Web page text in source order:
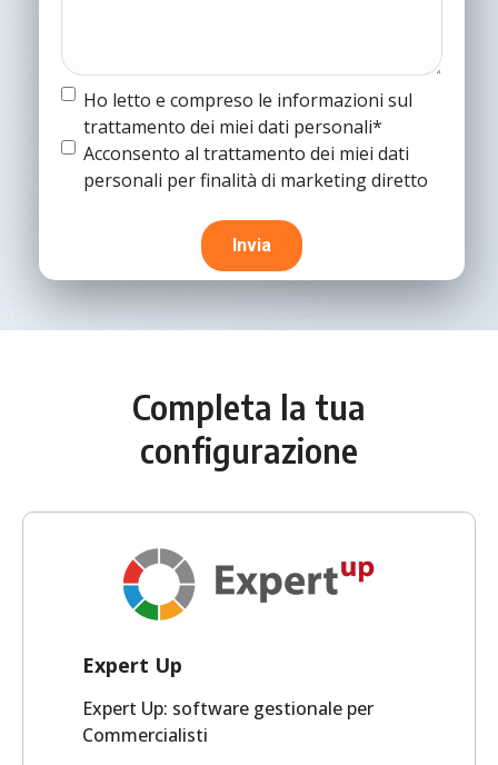
Termine
condizioni(Obbligatorio)
Ho letto e compreso le informazioni sul
trattamento dei miei dati personali*
Termine
condizioni
Acconsento al trattamento dei miei dati
personali per finalità di marketing diretto
Completa la tua
configurazione
Expert Up
Expert Up: software gestionale per
Commercialisti